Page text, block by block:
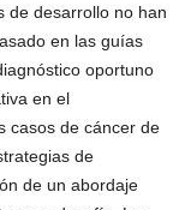
de desarrollo no han
en las guías
oportuno
en el
casos de cáncer de
de
de un abordaje